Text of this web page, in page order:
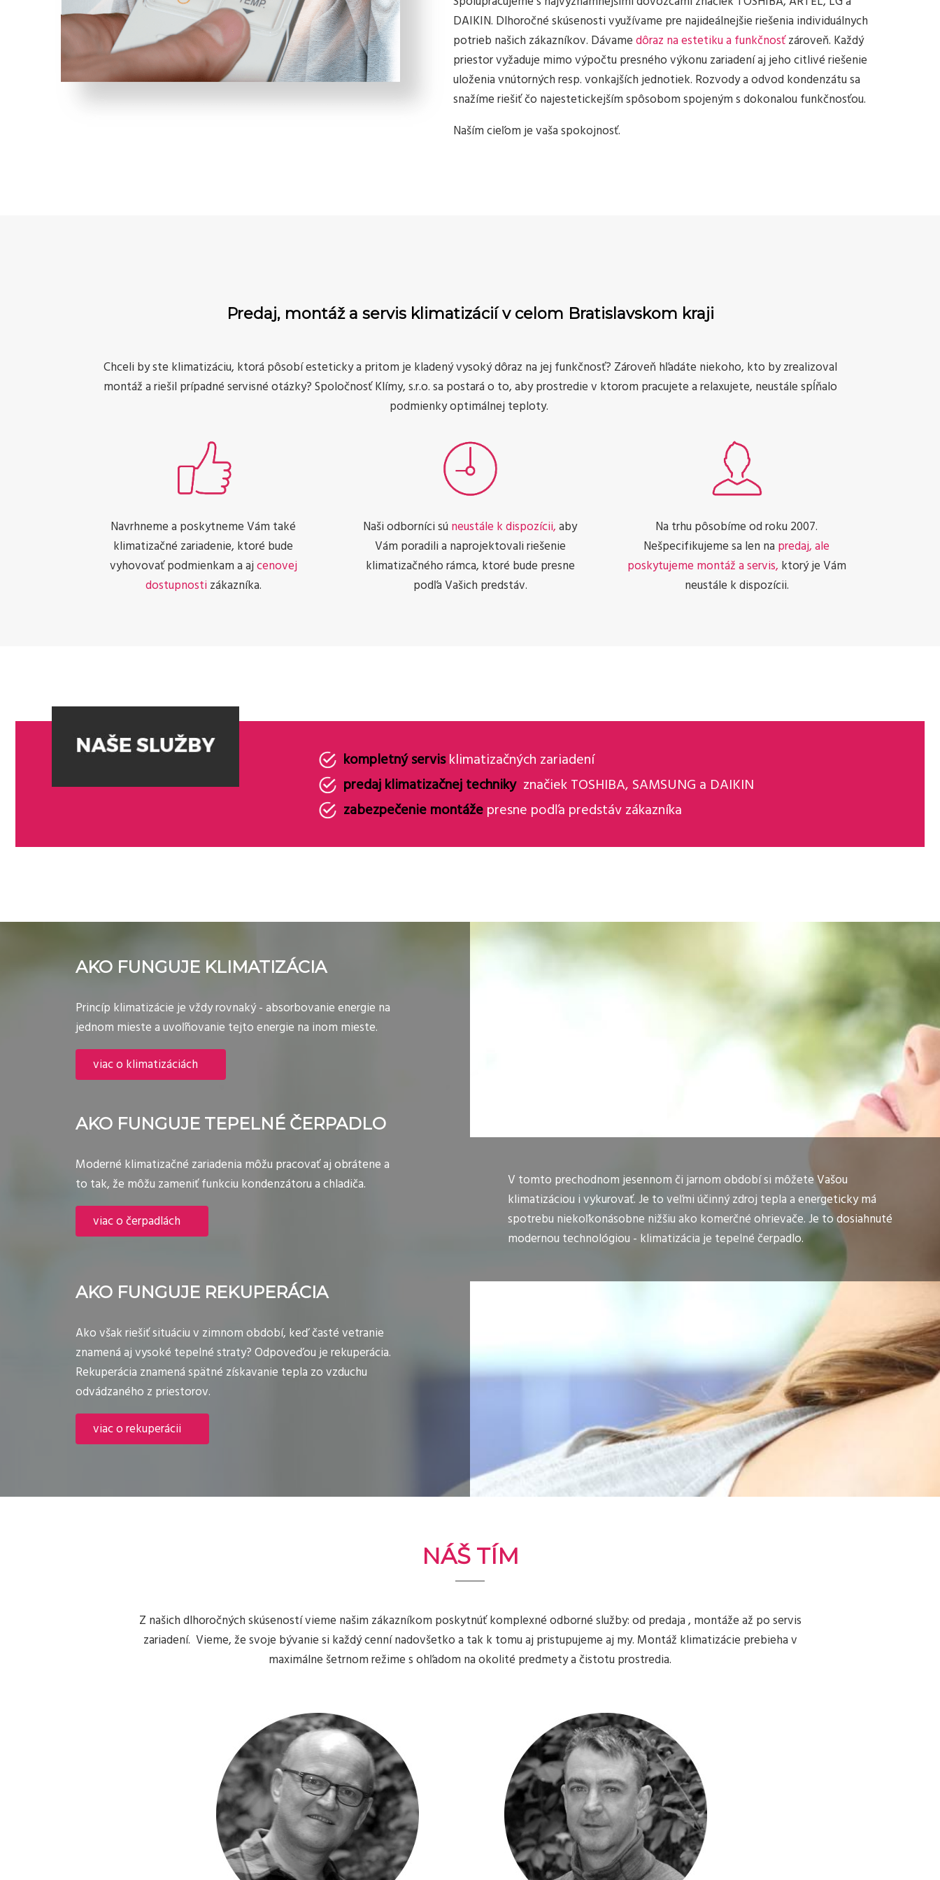
DAIKIN. Dlhoročné skúsenosti využívame pre najideálnejšie riešenia individuálnych
potrieb našich zákazníkov. Dávamedôraz na estetiku a funkčnosťzároveň. Každý
priestor vyžaduje mimo výpočtu presného výkonu zariadení aj jeho citlivé riešenie
uloženia vnútorných resp. vonkajších jednotiek. Rozvody a odvod kondenzátu sa
snažíme riešiť čo najestetickejším spôsobom spojeným s dokonalou funkčnosťou.
Naším cieľom je vaša spokojnosť.
Predaj, montáž a servis klimatizácií v celom Bratislavskom kraji
Chceli by ste klimatizáciu, ktorá pôsobí esteticky a pritom je kladený vysoký dôraz na jej funkčnosť? Zároveň hľadáte niekoho, kto by zrealizoval
montáž a riešil prípadné servisné otázky? Spoločnosť Klímy, s.r.o. sa postará o to, aby prostredie v ktorom pracujete a relaxujete, neustále spĺňalo
podmienky optimálnej teploty.
Navrhneme a poskytneme Vám také
klimatizačné zariadenie, ktoré bude
vyhovovať podmienkam a ajcenovej
dostupnostizákazníka.
Naši odborníci sú neustále k dispozícii,aby
Vám poradili a naprojektovali riešenie
klimatizačného rámca, ktoré bude presne
podľa Vašich predstáv.
Na trhu pôsobíme od roku 2007.
Nešpecifikujeme sa len na predaj, ale
poskytujeme montáž a servis, ktorý je Vám
neustále k dispozícii.
kompletný servisklimatizačných zariadení
predaj klimatizačnej techniky značiek TOSHIBA, SAMSUNG a DAIKIN
zabezpečenie montážepresne podľa predstáv zákazníka
AKO FUNGUJE KLIMATIZÁCIA
Princíp klimatizácie je vždy rovnaký - absorbovanie energie na
jednom mieste a uvoľňovanie tejto energie na inom mieste.
viac o klimatizáciách
AKO FUNGUJE TEPELNÉ ČERPADLO
Moderné klimatizačné zariadenia môžu pracovať aj obrátene a
to tak, že môžu zameniť funkciu kondenzátoru a chladiča.
viac o čerpadlách
AKO FUNGUJE REKUPERÁCIA
Ako však riešiť situáciu v zimnom období, keď časté vetranie
znamená aj vysoké tepelné straty? Odpoveďou je rekuperácia.
Rekuperácia znamená spätné získavanie tepla zo vzduchu
odvádzaného z priestorov.
viac o rekuperácii
V tomto prechodnom jesennom či jarnom období si môžete Vašou
klimatizáciou i vykurovať. Je to veľmi účinný zdroj tepla a energeticky má
spotrebu niekoľkonásobne nižšiu ako komerčné ohrievače. Je to dosiahnuté
modernou technológiou - klimatizácia je tepelné čerpadlo.
NÁŠ TÍM
Z našich dlhoročných skúseností vieme našim zákazníkom poskytnúť komplexné odborné služby: od predaja , montáže až po servis
zariadení. Vieme, že svoje bývanie si každý cenní nadovšetko a tak k tomu aj pristupujeme aj my. Montáž klimatizácie prebieha v
maximálne šetrnom režime s ohľadom na okolité predmety a čistotu prostredia.